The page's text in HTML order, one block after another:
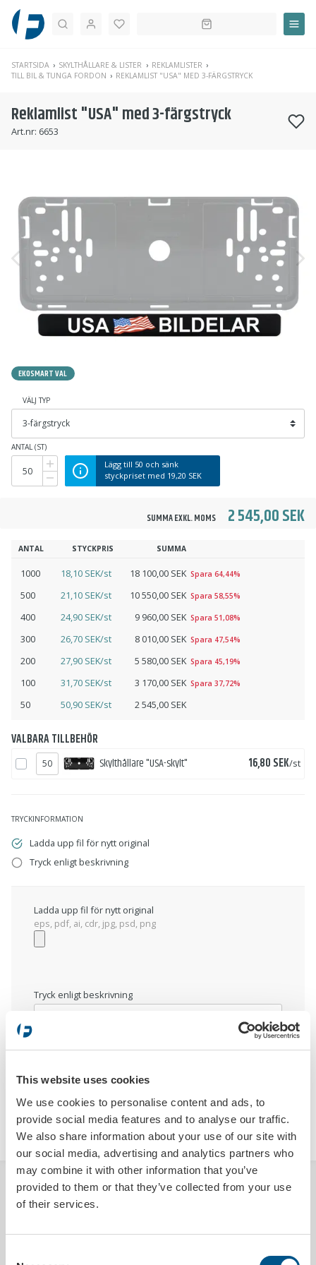
This website uses cookies
We use cookies to personalise content and ads, to
provide social media features and to analyse our traffic.
We also share information about your use of our site with
our social media, advertising and analytics partners who
may combine it with other information that you’ve
provided to them or that they’ve collected from your use
of their services.
Sök
STARTSIDA SKYLTHÅLLARE & LISTER
REKLAMLISTER
TILL BIL & TUNGA FORDON
REKLAMLIST "USA" MED 3-FÄRGSTRYCK
Reklamlist "USA" med 3-färgstryck
Art.nr: 6653
EKOSMART VAL
VÄLJ TYP
ANTAL (ST)
Lägg till 50 och sänk
styckpriset med 19,20 SEK
SUMMA EXKL. MOMS 2 545,00 SEK
ANTAL STYCKPRIS SUMMA
1000 18,10 SEK/st 18 100,00 SEK Spara 64,44%
500 21,10 SEK/st 10 550,00 SEK Spara 58,55%
400 24,90 SEK/st 9 960,00 SEK Spara 51,08%
300 26,70 SEK/st 8 010,00 SEK Spara 47,54%
200 27,90 SEK/st 5 580,00 SEK Spara 45,19%
100 31,70 SEK/st 3 170,00 SEK Spara 37,72%
50 50,90 SEK/st 2 545,00 SEK
VALBARA TILLBEHÖR
Skylthållare "USA-skylt"
Pris
16,80 SEK/st
TRYCKINFORMATION
Ladda upp fil för nytt original
Tryck enligt beskrivning
Ladda upp fil för nytt original
eps, pdf, ai, cdr, jpg, psd, png
Tryck enligt beskrivning
LÄGG I VARUKORGEN
BESKRIVNING
med 3-färgstryck. Det högkvalitativa trycket ger ert budskap en lång
registreringsskylthållare. Passar till skylthållare med vårt art.nr. 6600-A